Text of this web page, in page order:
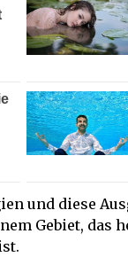
und diese
Gebiet, das